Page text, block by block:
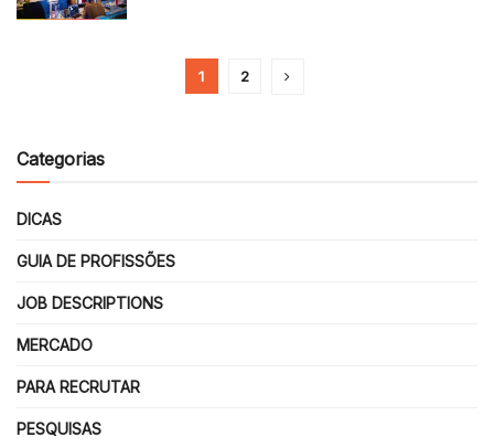
1 2
Categorias
DICAS
GUIA DE PROFISSÕES
JOB DESCRIPTIONS
MERCADO
PARA RECRUTAR
PESQUISAS